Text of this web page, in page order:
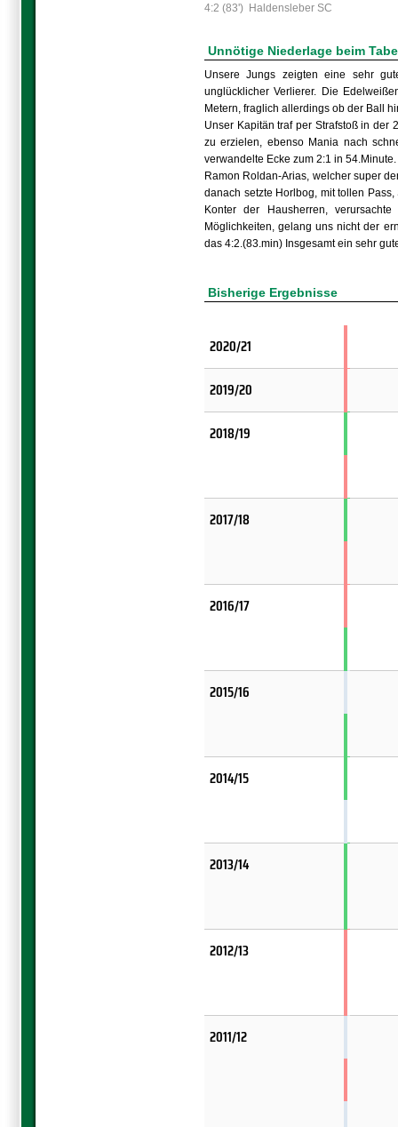
4:2 (83') Haldensleber SC
Unnötige Niederlage beim
Unsere Jungs zeigten eine sehr
unglücklicher Verlierer. Die
Metern, fraglich allerdings ob der Ball
Unser Kapitän traf per Strafstoß in der
zu erzielen, ebenso Mania nach
verwandelte Ecke zum 2:1 in
Ramon Roldan-Arias, welcher super
danach setzte Horlbog, mit tollen
Konter der Hausherren,
Möglichkeiten, gelang uns nicht der
das 4:2.(83.min) Insgesamt ein sehr
Bisherige Ergebnisse
2020/21
2019/20
2018/19
2017/18
2016/17
2015/16
2014/15
2013/14
2012/13
2011/12